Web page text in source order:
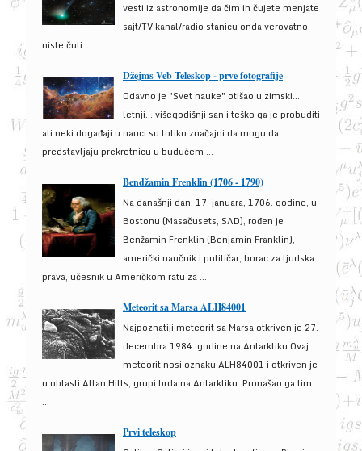
vesti iz astronomije da čim ih čujete menjate
sajt/TV kanal/radio stanicu onda verovatno
niste čuli ...
Džejms Veb Teleskop - prve fotografije
Odavno je "Svet nauke" otišao u zimski...
letnji... višegodišnji san i teško ga je probuditi
ali neki događaji u nauci su toliko značajni da mogu da
predstavljaju prekretnicu u budućem ...
Bendžamin Frenklin (1706 - 1790)
Na današnji dan, 17. januara, 1706. godine, u
Bostonu (Masačusets, SAD), rođen je
Benžamin Frenklin (Benjamin Franklin),
američki naučnik i političar, borac za ljudska
prava, učesnik u Američkom ratu za ...
Meteorit sa Marsa ALH84001
Najpoznatiji meteorit sa Marsa otkriven je 27.
decembra 1984. godine na Antarktiku.Ovaj
meteorit nosi oznaku ALH84001 i otkriven je
u oblasti Allan Hills, grupi brda na Antarktiku. Pronašao ga tim
...
Prvi teleskop